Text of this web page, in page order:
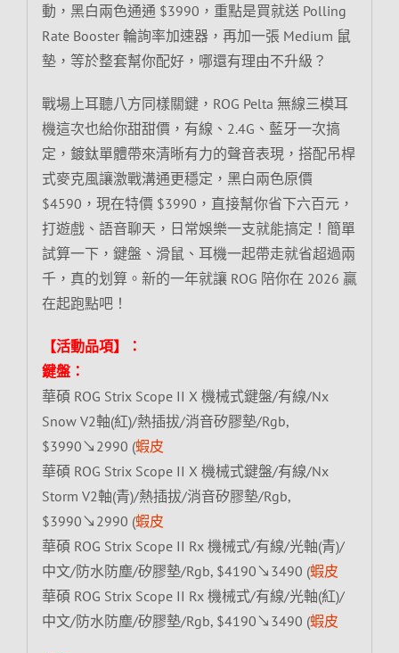
動，黑白兩色通通 $3990，重點是買就送 Polling
Rate Booster 輪詢率加速器，再加一張 Medium 鼠
墊，等於整套幫你配好，哪還有理由不升級？
戰場上耳聽八方同樣關鍵，ROG Pelta 無線三模耳
機這次也給你甜甜價，有線、2.4G、藍牙一次搞
定，鍍鈦單體帶來清晰有力的聲音表現，搭配吊桿
式麥克風讓激戰溝通更穩定，黑白兩色原價
$4590，現在特價 $3990，直接幫你省下六百元，
打遊戲、語音聊天，日常娛樂一支就能搞定！簡單
試算一下，鍵盤、滑鼠、耳機一起帶走就省超過兩
千，真的划算。新的一年就讓 ROG 陪你在 2026 贏
在起跑點吧！
【活動品項】：
鍵盤：
華碩 ROG Strix Scope II X 機械式鍵盤/有線/Nx
Snow V2軸(紅)/熱插拔/消音矽膠墊/Rgb,
$3990↘2990 (蝦皮
華碩 ROG Strix Scope II X 機械式鍵盤/有線/Nx
Storm V2軸(青)/熱插拔/消音矽膠墊/Rgb,
$3990↘2990 (蝦皮
華碩 ROG Strix Scope II Rx 機械式/有線/光軸(青)/
中文/防水防塵/矽膠墊/Rgb, $4190↘3490 (蝦皮
華碩 ROG Strix Scope II Rx 機械式/有線/光軸(紅)/
中文/防水防塵/矽膠墊/Rgb, $4190↘3490 (蝦皮